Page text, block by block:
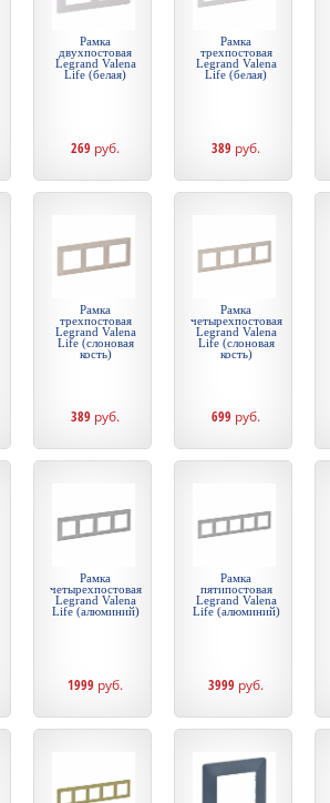
Рамка
двухпостовая
Legrand Valena
Life (белая)
269 руб.
Рамка
трехпостовая
Legrand Valena
Life (белая)
389 руб.
Рамка
трехпостовая
Legrand Valena
Life (слоновая
кость)
389 руб.
Рамка
четырехпостовая
Legrand Valena
Life (слоновая
кость)
699 руб.
Рамка
четырехпостовая
Legrand Valena
Life (алюминий)
1999 руб.
Рамка
пятипостовая
Legrand Valena
Life (алюминий)
3999 руб.